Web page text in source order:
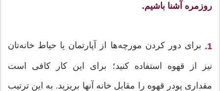
روزمره آشنا باشیم.
1. برای دور کردن مورچه‌ها از آپارتمان یا حیاط خانه‌تان
نیز از قهوه استفاده کنید؛ برای این کار کافی است
مقداری پودر قهوه را مقابل خانه آنها بریزید. به این ترتیب